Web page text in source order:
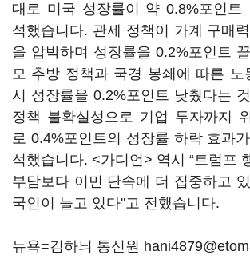
대로 미국 성장률이 약 0.8%포인트
석했습니다. 관세 정책이 가계 구매
을 압박하며 성장률을 0.2%포인트
모 추방 정책과 국경 봉쇄에 따른 노
시 성장률을 0.2%포인트 낮췄다는
정책 불확실성으로 기업 투자까지
로 0.4%포인트의 성장률 하락 효과
석했습니다. <가디언> 역시 “트럼프
부담보다 이민 단속에 더 집중하고
국인이 늘고 있다"고 전했습니다.
뉴욕=김하늬 통신원